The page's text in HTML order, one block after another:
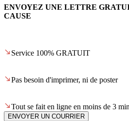
ENVOYEZ UNE LETTRE
CAUSE
Service 100% GRATUIT
Pas besoin d'imprimer, ni de poster
Tout se fait en ligne en moins de 3 min
ENVOYER UN COURRIER